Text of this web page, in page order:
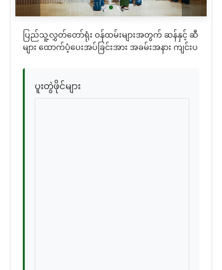
ပြည်သူ့လွှတ်တော်ရုံး ဝန်ထမ်းများအတွက် ဆန်နှင့် ဆီ
များ ထောက်ပံ့ပေးအပ်ခြင်းအား အခမ်းအနား ကျင်းပ
ပူးတွဲဖိုင်များ